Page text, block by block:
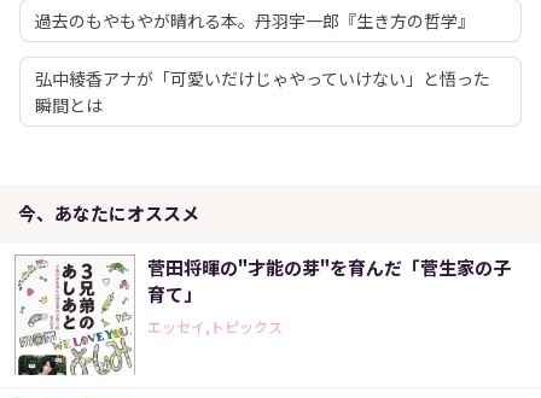
過去のもやもやが晴れる本。丹羽宇一郎『生き方の哲学』
弘中綾香アナが「可愛いだけじゃやっていけない」と悟った
瞬間とは
今、あなたにオススメ
菅田将暉の"才能の芽"を育んだ「菅生家の子
育て」
エッセイ,トピックス